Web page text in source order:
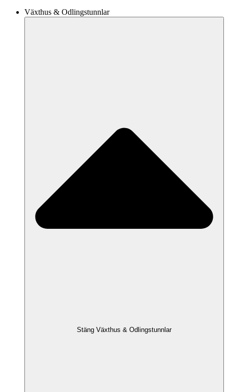
Växthus & Odlingstunnlar
Stäng Växthus & Odlingstunnlar